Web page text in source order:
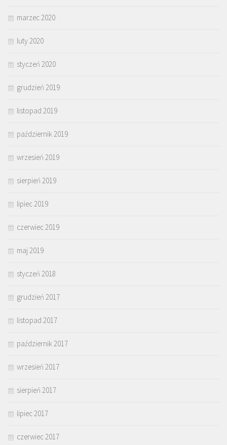
marzec 2020
luty 2020
styczeń 2020
grudzień 2019
listopad 2019
październik 2019
wrzesień 2019
sierpień 2019
lipiec 2019
czerwiec 2019
maj 2019
styczeń 2018
grudzień 2017
listopad 2017
październik 2017
wrzesień 2017
sierpień 2017
lipiec 2017
czerwiec 2017